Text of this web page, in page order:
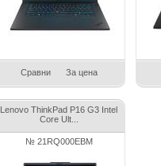
Сравни За цена
Lenovo ThinkPad P16 G3 Intel
Core Ult...
№ 21RQ000EBM